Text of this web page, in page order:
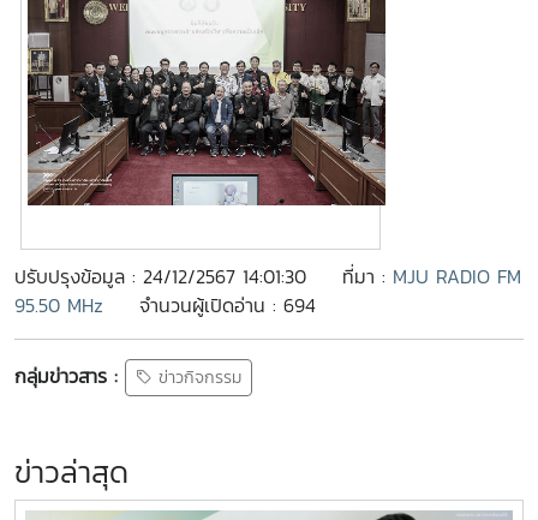
ปรับปรุงข้อมูล : 24/12/2567 14:01:30 ที่มา : MJU RADIO FM
95.50 MHz
จำนวนผู้เปิดอ่าน : 694
กลุ่มข่าวสาร : ข่าวกิจกรรม
ข่าวล่าสุด